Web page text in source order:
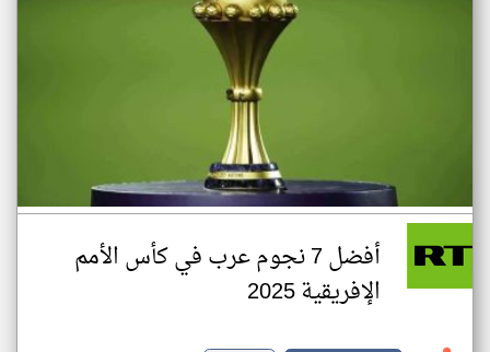
أفضل 7 نجوم عرب في كأس الأمم
الإفريقية 2025